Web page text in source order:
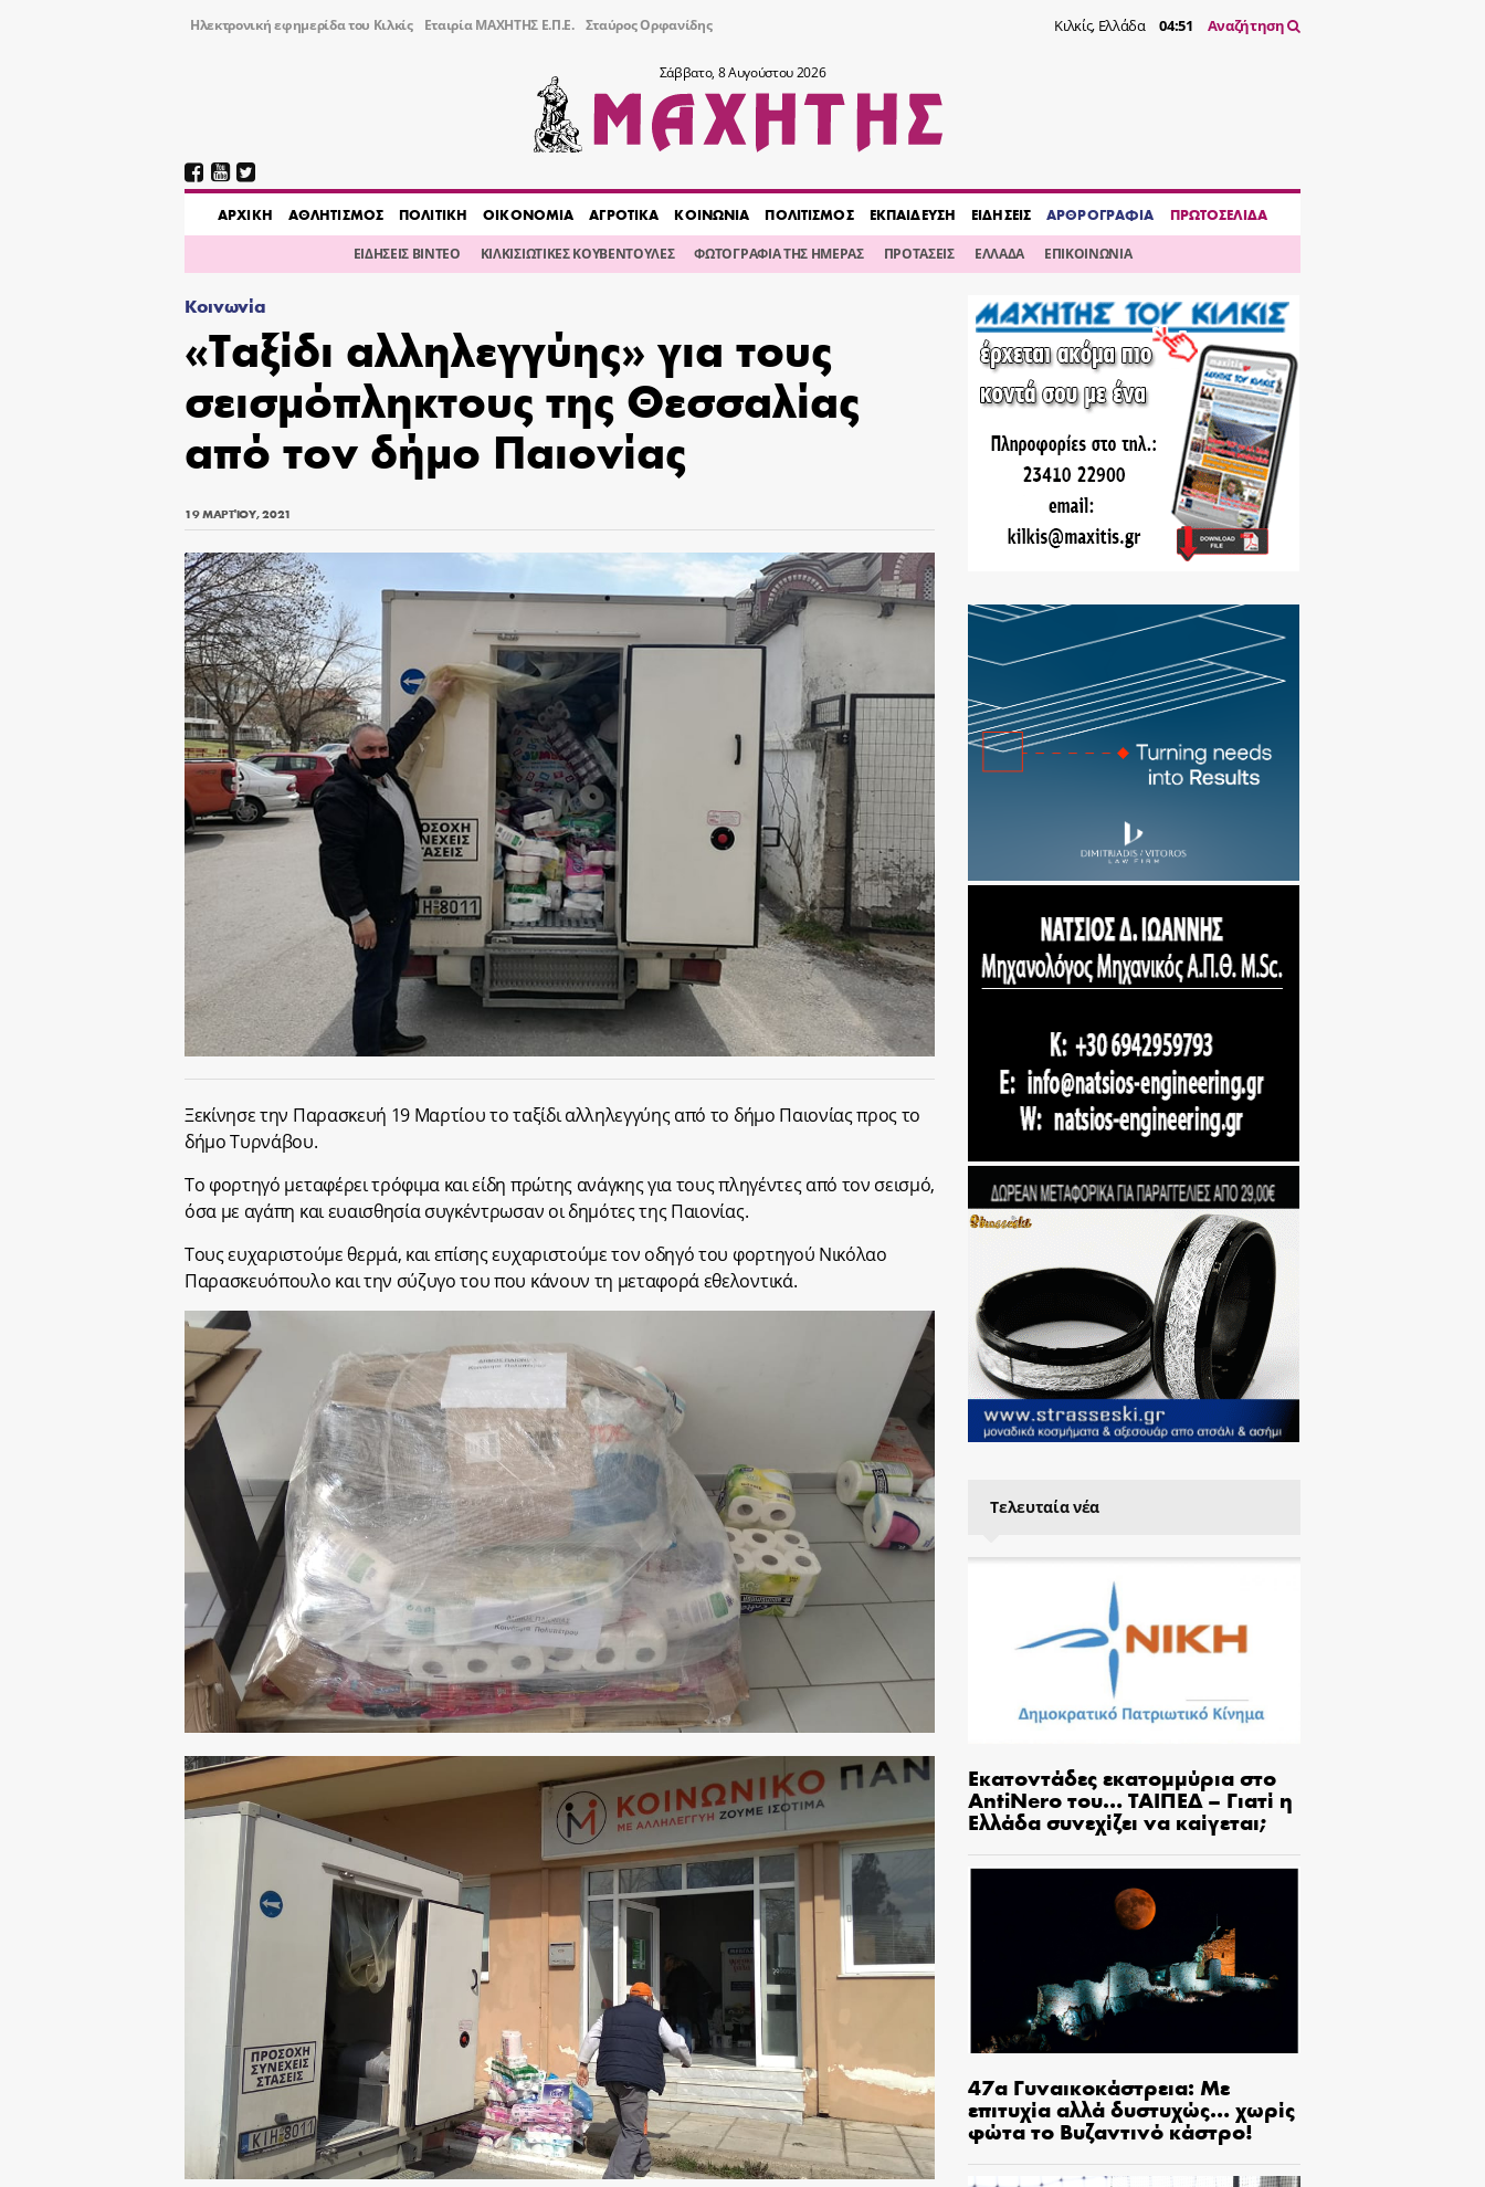
Ηλεκτρονική εφημερίδα του Κιλκίς Εταιρία ΜΑΧΗΤΗΣ Ε.Π.Ε. Σταύρος Ορφανίδης Κιλκίς, Ελλάδα 04:51 Αναζήτηση
Σάββατο, 8 Αυγούστου 2026
AΡΧΙΚΗ ΑΘΛΗΤΙΣΜΟΣ ΠΟΛΙΤΙΚΗ ΟΙΚΟΝΟΜΙΑ ΑΓΡΟΤΙΚΑ ΚΟΙΝΩΝΙΑ ΠΟΛΙΤΙΣΜΟΣ ΕΚΠΑΙΔΕΥΣΗ ΕΙΔΗΣΕΙΣ ΑΡΘΡΟΓΡΑΦΙΑ ΠΡΩΤΟΣΕΛΙΔΑ
ΕΙΔΗΣΕΙΣ ΒΙΝΤΕΟ ΚΙΛΚΙΣΙΩΤΙΚΕΣ ΚΟΥΒΕΝΤΟΥΛΕΣ ΦΩΤΟΓΡΑΦΙΑ ΤΗΣ ΗΜΕΡΑΣ ΠΡΟΤΑΣΕΙΣ ΕΛΛΑΔΑ ΕΠΙΚΟΙΝΩΝΙΑ
Κοινωνία
«Ταξίδι αλληλεγγύης» για τους
σεισμόπληκτους της Θεσσαλίας
από τον δήμο Παιονίας
19 ΜΑΡΤΊΟΥ, 2021
Ξεκίνησε την Παρασκευή 19 Μαρτίου το ταξίδι αλληλεγγύης από το δήμο Παιονίας προς το
δήμο Τυρνάβου.
Το φορτηγό μεταφέρει τρόφιμα και είδη πρώτης ανάγκης για τους πληγέντες από τον σεισμό,
όσα με αγάπη και ευαισθησία συγκέντρωσαν οι δημότες της Παιονίας.
Τους ευχαριστούμε θερμά, και επίσης ευχαριστούμε τον οδηγό του φορτηγού Νικόλαο
Παρασκευόπουλο και την σύζυγο του που κάνουν τη μεταφορά εθελοντικά.
Τελευταία νέα
Εκατοντάδες εκατομμύρια στο
AntiNero του… ΤΑΙΠΕΔ – Γιατί η
Ελλάδα συνεχίζει να καίγεται;
47α Γυναικοκάστρεια: Με
επιτυχία αλλά δυστυχώς… χωρίς
φώτα το Βυζαντινό κάστρο!